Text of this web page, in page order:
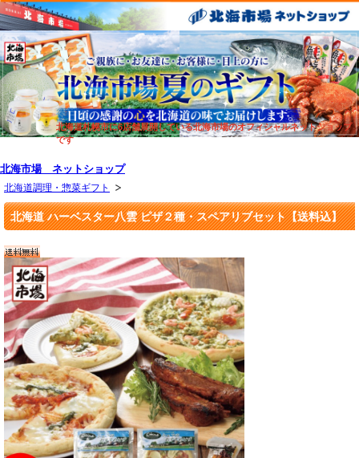
北海市場 ネットショップ
北海道札幌市に6店舗展開している北海市場のオフィシャルネットショップ
です
北海道調理・惣菜ギフト
北海道 ハーベスター八雲 ピザ２種・スペアリブセット【送料込】